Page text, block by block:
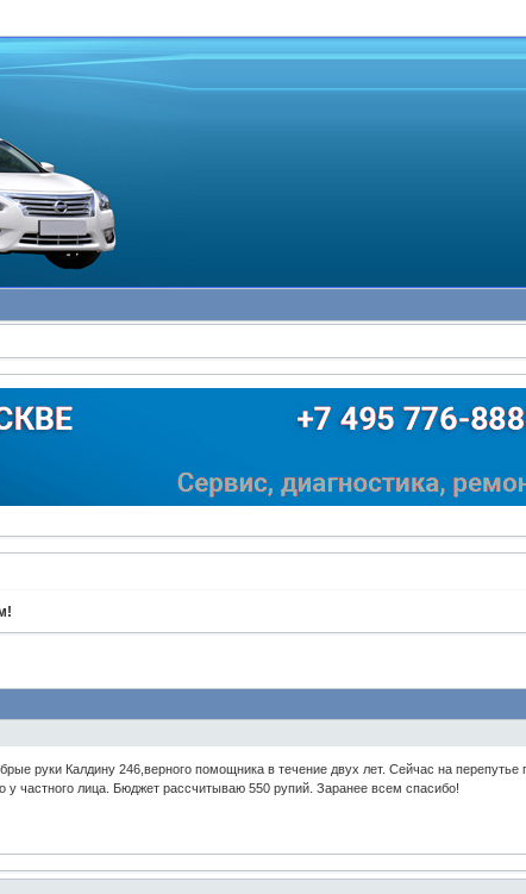
руки Калдину 246,верного помощника в течение двух лет. Сейчас на перепутье
у частного лица. Бюджет рассчитываю 550 рупий. Заранее всем спасибо!